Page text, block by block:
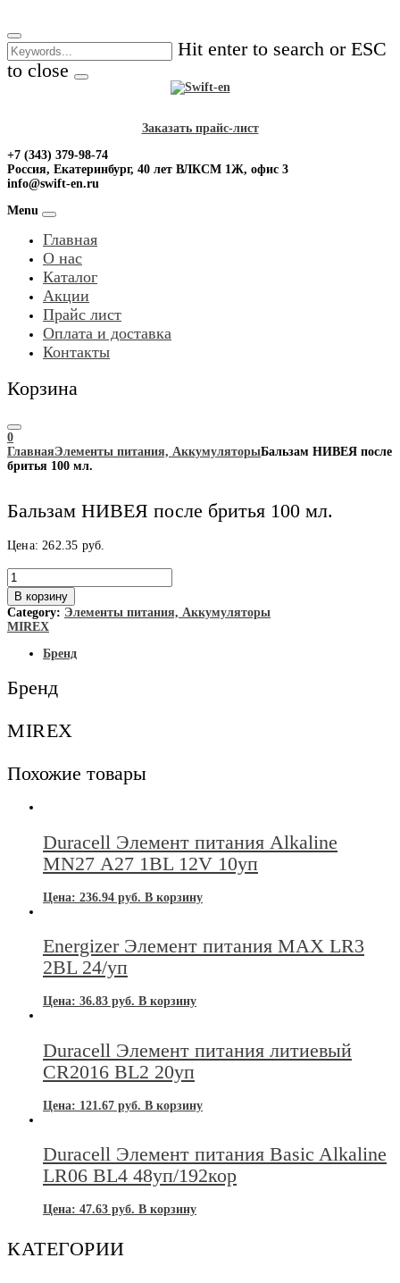
to
content
Hit enter to search or ESC
to close
Заказать прайс-лист
+7 (343) 379-98-74
Россия, Екатеринбург, 40 лет ВЛКСМ 1Ж, офис 3
info@swift-en.ru
Menu
Главная
О нас
Каталог
Акции
Прайс лист
Оплата и доставка
Контакты
Корзина
0
ГлавнаяЭлементы питания, АккумуляторыБальзам НИВЕЯ после
бритья 100 мл.
Бальзам НИВЕЯ после бритья 100 мл.
Цена: 262.35 руб.
Количество
товара
Бальзам
НИВЕЯ
после
В корзину
Category: Элементы питания, Аккумуляторы
MIREX
Бренд
Бренд
MIREX
Похожие товары
Duracell Элемент питания Alkaline
MN27 А27 1BL 12V 10уп
Цена: 236.94 руб. В корзину
Energizer Элемент питания MAX LR3
2BL 24/уп
Цена: 36.83 руб. В корзину
Duracell Элемент питания литиевый
CR2016 BL2 20уп
Цена: 121.67 руб. В корзину
Duracell Элемент питания Basic Alkaline
LR06 BL4 48уп/192кор
Цена: 47.63 руб. В корзину
КАТЕГОРИИ